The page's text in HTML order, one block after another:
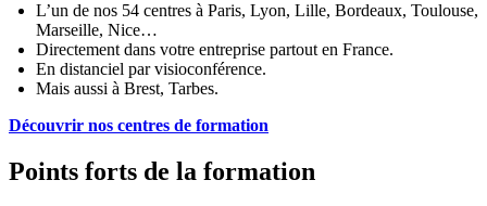
L’un de nos 54 centres à Paris, Lyon, Lille, Bordeaux, Toulouse,
Marseille, Nice…
Directement dans votre entreprise partout en France.
En distanciel par visioconférence.
Mais aussi à Brest, Tarbes.
Découvrir nos centres de formation
Points forts de la formation